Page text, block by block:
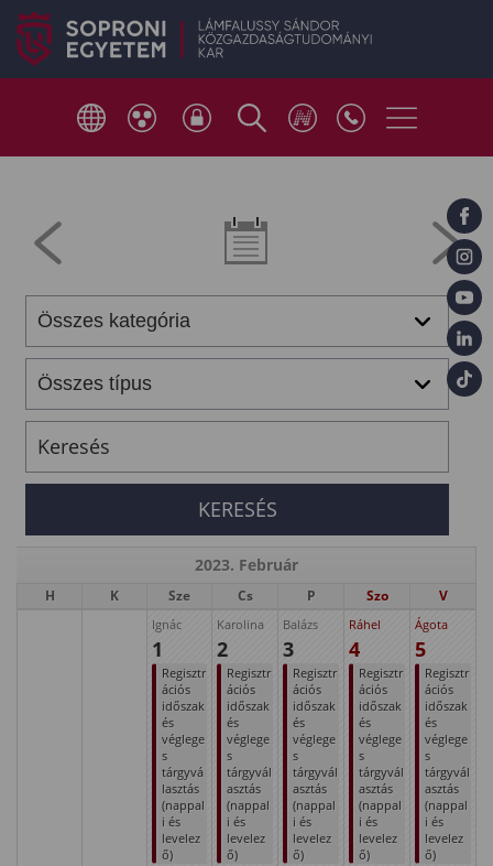
2023. Február
H K Sze Cs P Szo V
Ignác
1
Regisztr
ációs
időszak
és
véglege
s
tárgyvá
lasztás
(nappal
i és
levelez
ő)
Karolina
2
Regisztr
ációs
időszak
és
véglege
s
tárgyvál
asztás
(nappal
i és
levelez
ő)
Balázs
3
Regisztr
ációs
időszak
és
véglege
s
tárgyvál
asztás
(nappal
i és
levelez
ő)
Ráhel
4
Regisztr
ációs
időszak
és
véglege
s
tárgyvál
asztás
(nappal
i és
levelez
ő)
Ágota
5
Regisztr
ációs
időszak
és
véglege
s
tárgyvál
asztás
(nappal
i és
levelez
ő)